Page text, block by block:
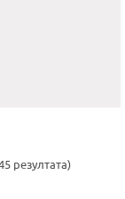
резултата)